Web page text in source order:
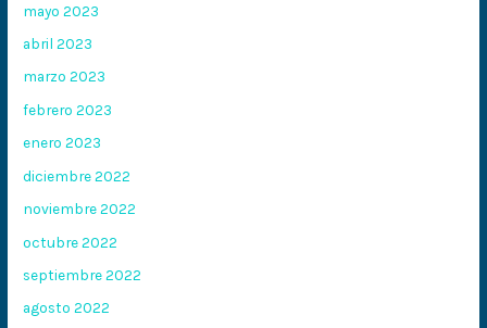
mayo 2023
abril 2023
marzo 2023
febrero 2023
enero 2023
diciembre 2022
noviembre 2022
octubre 2022
septiembre 2022
agosto 2022